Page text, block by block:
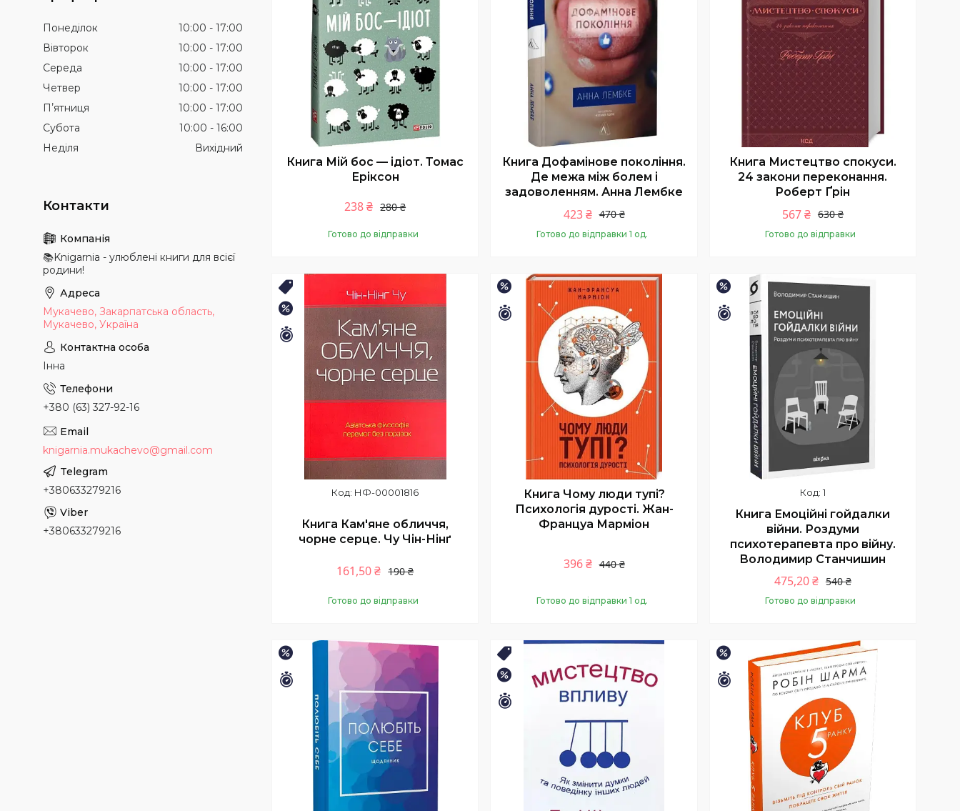
Книга Мій бос — ідіот. Томас
Еріксон
280 ₴
238 ₴
Готово до відправки
Книга Дофамінове покоління.
Де межа між болем і
задоволенням. Анна Лембке
470 ₴
423 ₴
Готово до відправки 1 од.
Купити
Книга Мистецтво спокуси.
24 закони переконання.
Роберт Ґрін
630 ₴
567 ₴
Готово до відправки
–15%
Залишилось 26 днів
НФ-00001816
Книга Кам'яне обличчя,
чорне серце. Чу Чін-Нінґ
190 ₴
161,50 ₴
Готово до відправки
Купити
Залишилось 26 днів
Книга Чому люди тупі?
Психологія дурості. Жан-
Француа Марміон
440 ₴
396 ₴
Готово до відправки 1 од.
Купити
–12%
Залишилось 26 днів
1
Книга Емоційні гойдалки
війни. Роздуми
психотерапевта про війну.
Володимир Станчишин
540 ₴
475,20 ₴
Готово до відправки
Купити
Залишилось 26 днів –15%
Залишилось 26 днів
Залишилось 26 днів
Понеділок 10:00
17:00
Вівторок
10:00
17:00
Середа
10:00
17:00
Четвер
10:00
17:00
Пʼятниця
10:00
17:00
Субота
10:00
16:00
Неділя
Вихідний
📚Knigarnia - улюблені книги для всієї
родини!
Мукачево, Закарпатська область,
Мукачево, Україна
Інна
+380 (63) 327-92-16
knigarnia.mukachevo@gmail.com
+380633279216
+380633279216